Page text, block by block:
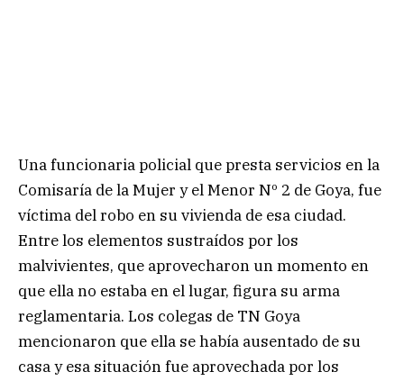
Una funcionaria policial que presta servicios en la
Comisaría de la Mujer y el Menor Nº 2 de Goya, fue
víctima del robo en su vivienda de esa ciudad.
Entre los elementos sustraídos por los
malvivientes, que aprovecharon un momento en
que ella no estaba en el lugar, figura su arma
reglamentaria. Los colegas de TN Goya
mencionaron que ella se había ausentado de su
casa y esa situación fue aprovechada por los